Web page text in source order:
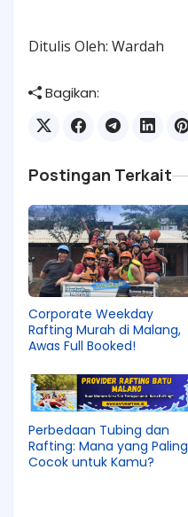
Ditulis Oleh: Wardah
Bagikan:
Postingan Terkait
Corporate Weekday
Rafting Murah di Malang,
Awas Full Booked!
Perbedaan Tubing dan
Rafting: Mana yang Paling
Cocok untuk Kamu?